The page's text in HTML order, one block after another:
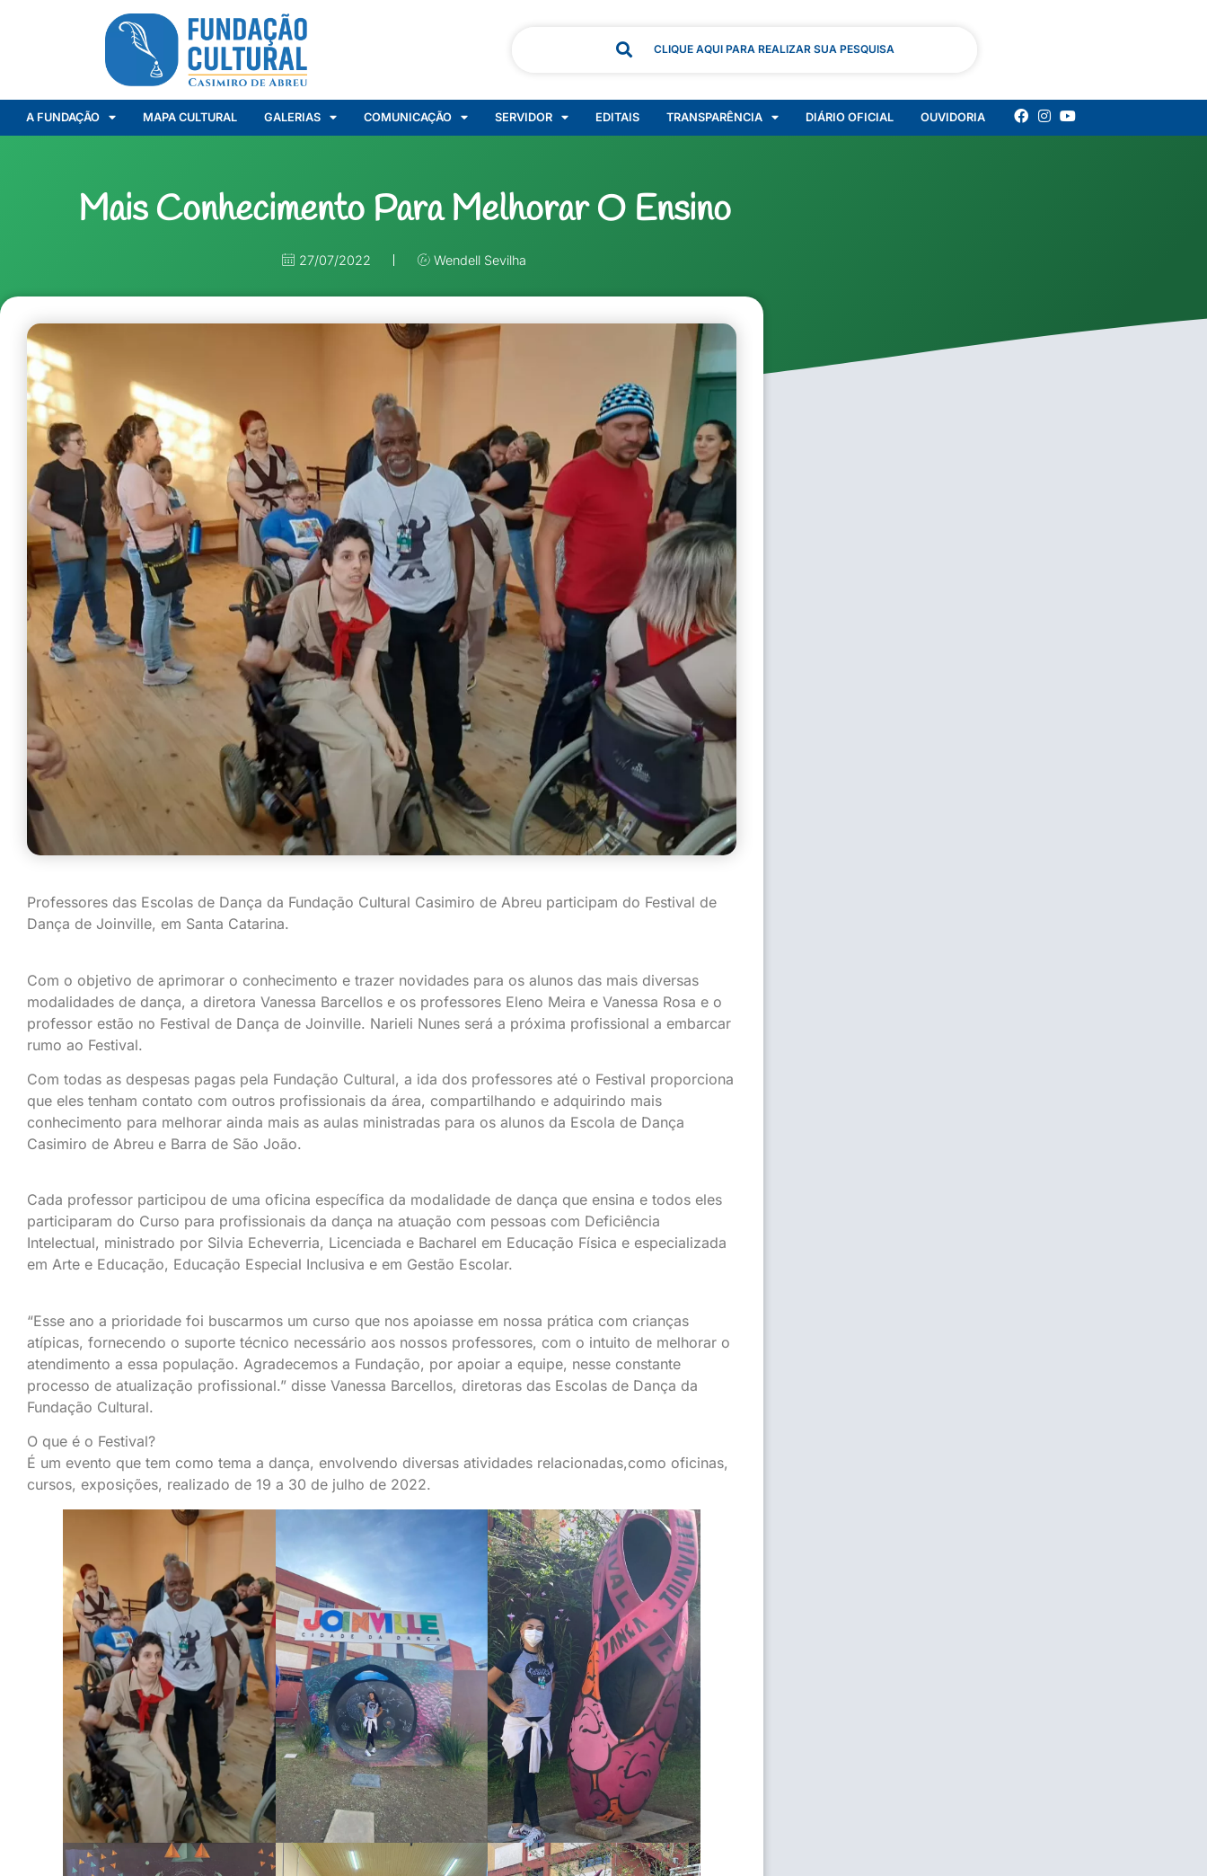
CLIQUE AQUI PARA REALIZAR SUA PESQUISA
A FUNDAÇÃO MAPA CULTURAL GALERIAS COMUNICAÇÃO SERVIDOR EDITAIS TRANSPARÊNCIA DIÁRIO OFICIAL OUVIDORIA
Mais Conhecimento Para Melhorar O Ensino
27/07/2022 Wendell Sevilha
Professores das Escolas de Dança da Fundação Cultural Casimiro de Abreu participam do Festival de
Dança de Joinville, em Santa Catarina.
Com o objetivo de aprimorar o conhecimento e trazer novidades para os alunos das mais diversas
modalidades de dança, a diretora Vanessa Barcellos e os professores Eleno Meira e Vanessa Rosa e o
professor estão no Festival de Dança de Joinville. Narieli Nunes será a próxima profissional a embarcar
rumo ao Festival.
Com todas as despesas pagas pela Fundação Cultural, a ida dos professores até o Festival proporciona
que eles tenham contato com outros profissionais da área, compartilhando e adquirindo mais
conhecimento para melhorar ainda mais as aulas ministradas para os alunos da Escola de Dança
Casimiro de Abreu e Barra de São João.
Cada professor participou de uma oficina específica da modalidade de dança que ensina e todos eles
participaram do Curso para profissionais da dança na atuação com pessoas com Deficiência
Intelectual, ministrado por Silvia Echeverria, Licenciada e Bacharel em Educação Física e especializada
em Arte e Educação, Educação Especial Inclusiva e em Gestão Escolar.
“Esse ano a prioridade foi buscarmos um curso que nos apoiasse em nossa prática com crianças
atípicas, fornecendo o suporte técnico necessário aos nossos professores, com o intuito de melhorar o
atendimento a essa população. Agradecemos a Fundação, por apoiar a equipe, nesse constante
processo de atualização profissional.” disse Vanessa Barcellos, diretoras das Escolas de Dança da
Fundação Cultural.
O que é o Festival?
É um evento que tem como tema a dança, envolvendo diversas atividades relacionadas,como oficinas,
cursos, exposições, realizado de 19 a 30 de julho de 2022.